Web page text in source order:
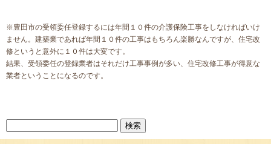
※豊田市の受領委任登録するには年間１０件の介護保険工事をしなければいけ
ません。建築業であれば年間１０件の工事はもちろん楽勝なんですが、住宅改
修というと意外に１０件は大変です。
結果、受領委任の登録業者はそれだけ工事事例が多い、住宅改修工事が得意な
業者ということになるのです。